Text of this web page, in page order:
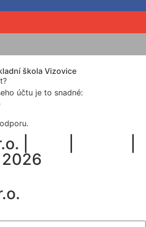
škola Vizovice
účtu je to snadné:
|
2026